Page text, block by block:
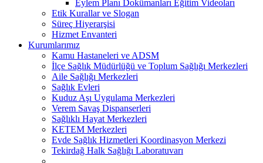
Eylem Planı Dokümanları Eğitim Videoları
Etik Kurallar ve Slogan
Süreç Hiyerarşisi
Hizmet Envanteri
Kurumlarımız
Kamu Hastaneleri ve ADSM
İlçe Sağlık Müdürlüğü ve Toplum Sağlığı Merkezleri
Aile Sağlığı Merkezleri
Sağlık Evleri
Kuduz Aşı Uygulama Merkezleri
Verem Savaş Dispanserleri
Sağlıklı Hayat Merkezleri
KETEM Merkezleri
Evde Sağlık Hizmetleri Koordinasyon Merkezi
Tekirdağ Halk Sağlığı Laboratuvarı